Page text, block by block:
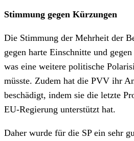
Stimmung gegen Kürzungen
Die Stimmung der Mehrheit der
gegen harte Einschnitte und
was eine weitere politische
müsste. Zudem hat die PVV ihr
beschädigt, indem sie die letzte
EU-Regierung unterstützt hat.
Daher wurde für die SP ein sehr